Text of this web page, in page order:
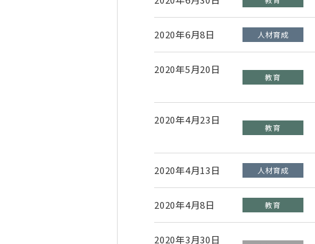
2020年6月8日
2020年5月20日
2020年4月23日
2020年4月13日
2020年4月8日
2020年3月30日